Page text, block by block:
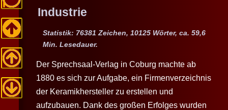
Industrie
Statistik: 76381 Zeichen, 10125 Wörter, ca. 59,6
Min. Lesedauer.
Der Sprechsaal-Verlag in Coburg machte ab
1880 es sich zur Aufgabe, ein Firmenverzeichnis
der Keramikhersteller zu erstellen und
aufzubauen. Dank des großen Erfolges wurden